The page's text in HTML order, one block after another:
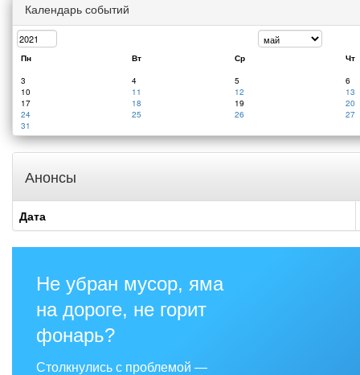
Календарь событий
Пн Вт Ср
Чт
3
4 5
6
10
11 12
13
17
18 19
20
24
25 26
27
31
Анонсы
Дата
Не убран мусор, яма
на дороге, не горит
фонарь?
Столкнулись с проблемой —